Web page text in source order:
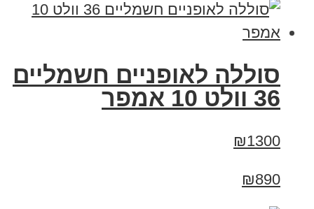
סוללה לאופניים חשמליים
36 וולט 10 אמפר
₪1300
₪890